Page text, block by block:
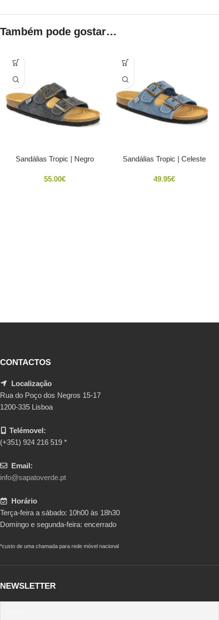
Também pode gostar…
Sandálias Tropic | Negro
55.00€
Sandálias Tropic | Celeste
49.95€
CONTACTOS
Localização
Rua do Poço dos Negros 15-17
1200-335 Lisboa
Telémovel:
(+351) 924 216 519 *
Email:
info@sapatoverde.pt
Horário
Terça-feira a sábado: 10h00 às 18h30
Domingo e segunda-feira: encerrado
*custo de uma chamada para rede móvel nacional
NEWSLETTER